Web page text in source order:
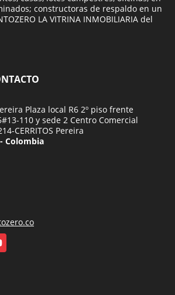
constructoras de respaldo en un
LA VITRINA INMOBILIARIA del
Plaza local R6 2º piso frente
110 y sede 2 Centro Comercial
CERRITOS Pereira
Colombia